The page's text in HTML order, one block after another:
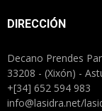
DIRECCIÓN
Decano Prendes
33208 - (Xixón) -
+[34] 652 594 983
info@lasidra.net/